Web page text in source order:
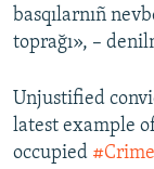
QOŞULIÑIZ!
RFE/RS bütün
basqılarnıñ
toprağı», –
Unjustified
latest example
occupied